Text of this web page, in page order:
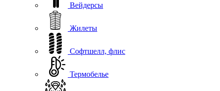
Вейдерсы
Жилеты
Софтшелл, флис
Термобелье